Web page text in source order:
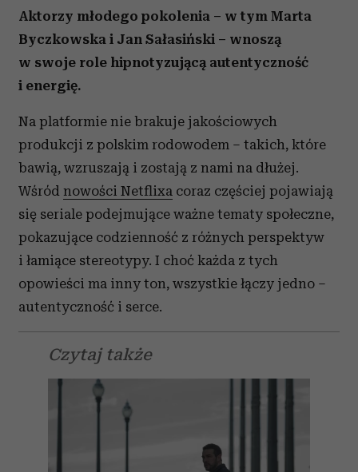
Aktorzy młodego pokolenia – w tym Marta
Byczkowska i Jan Sałasiński – wnoszą
w swoje role hipnotyzującą autentyczność
i energię.
Na platformie nie brakuje jakościowych
produkcji z polskim rodowodem – takich, które
bawią, wzruszają i zostają z nami na dłużej.
Wśród nowości Netflixa coraz częściej pojawiają
się seriale podejmujące ważne tematy społeczne,
pokazujące codzienność z różnych perspektyw
i łamiące stereotypy. I choć każda z tych
opowieści ma inny ton, wszystkie łączy jedno –
autentyczność i serce.
Czytaj także